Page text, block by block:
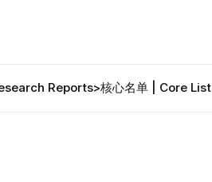
Reports>核心名单 | Core List